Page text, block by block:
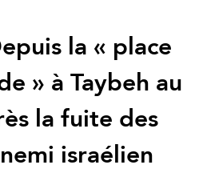
la « place
» à Taybeh au
la fuite des
israélien